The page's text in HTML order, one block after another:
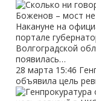
Накануне на
портале
Волгоградской
появилась…
28 марта 15:46
объявила цель